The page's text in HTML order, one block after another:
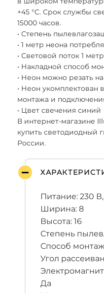
+45 °C. Срок службы
15000 часов.
• Степень
• 1 метр неона
• Световой поток 1
• Накладной способ
• Неон можно резать
• Неон
монтажа и
• Цвет свечения синий
В интернет-магазине
купить светодиодный
России.
Питание: 230
Ширина: 8
Высота: 16
Степень
Способ
Угол
Да